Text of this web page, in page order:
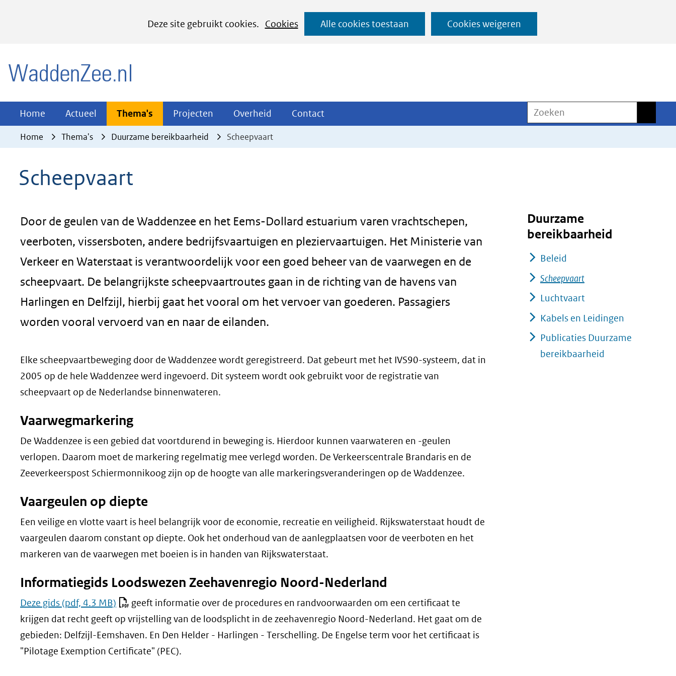
Deze site gebruikt cookies.
Cookies
het
cookies
website
worden
geweigerd.
Alle cookies toestaan Cookies weigeren
Ga
naar
Home Actueel Actueel
Uitklappen
Thema's Thema's
Uitklappen
Projecten Projecten
Uitklappen
Overheid Overheid
Uitklappen
Contact
Uitklappen
Zoeken
Home Thema's Duurzame bereikbaarheid Scheepvaart
Scheepvaart
Door de geulen van de Waddenzee en het Eems-Dollard estuarium varen vrachtschepen,
veerboten, vissersboten, andere bedrijfsvaartuigen en pleziervaartuigen. Het Ministerie van
Verkeer en Waterstaat is verantwoordelijk voor een goed beheer van de vaarwegen en de
scheepvaart. De belangrijkste scheepvaartroutes gaan in de richting van de havens van
Harlingen en Delfzijl, hierbij gaat het vooral om het vervoer van goederen. Passagiers
worden vooral vervoerd van en naar de eilanden.
Elke scheepvaartbeweging door de Waddenzee wordt geregistreerd. Dat gebeurt met het IVS90-systeem, dat in
2005 op de hele Waddenzee werd ingevoerd. Dit systeem wordt ook gebruikt voor de registratie van
scheepvaart op de Nederlandse binnenwateren.
Vaarwegmarkering
De Waddenzee is een gebied dat voortdurend in beweging is. Hierdoor kunnen vaarwateren en -geulen
verlopen. Daarom moet de markering regelmatig mee verlegd worden. De Verkeerscentrale Brandaris en de
Zeeverkeerspost Schiermonnikoog zijn op de hoogte van alle markeringsveranderingen op de Waddenzee.
Vaargeulen op diepte
Een veilige en vlotte vaart is heel belangrijk voor de economie, recreatie en veiligheid. Rijkswaterstaat houdt de
vaargeulen daarom constant op diepte. Ook het onderhoud van de aanlegplaatsen voor de veerboten en het
markeren van de vaarwegen met boeien is in handen van Rijkswaterstaat.
Informatiegids Loodswezen Zeehavenregio Noord-Nederland
Deze gids (pdf, 4.3 MB)
geeft informatie over de procedures en randvoorwaarden om een certificaat te
krijgen dat recht geeft op vrijstelling van de loodsplicht in de zeehavenregio Noord-Nederland. Het gaat om de
gebieden: Delfzijl-Eemshaven. En Den Helder - Harlingen - Terschelling. De Engelse term voor het certificaat is
"Pilotage Exemption Certificate" (PEC).
Duurzame
bereikbaarheid
Beleid
Scheepvaart
Luchtvaart
Kabels en Leidingen
Publicaties Duurzame
bereikbaarheid